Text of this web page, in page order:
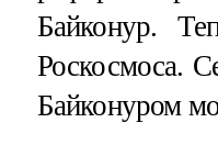
Байконур.
Роскосмоса.
Байконуром